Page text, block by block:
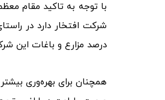
با توجه به تاکید مقام
درصد مزارع و باغات این
همچنان برای بهره‌وری